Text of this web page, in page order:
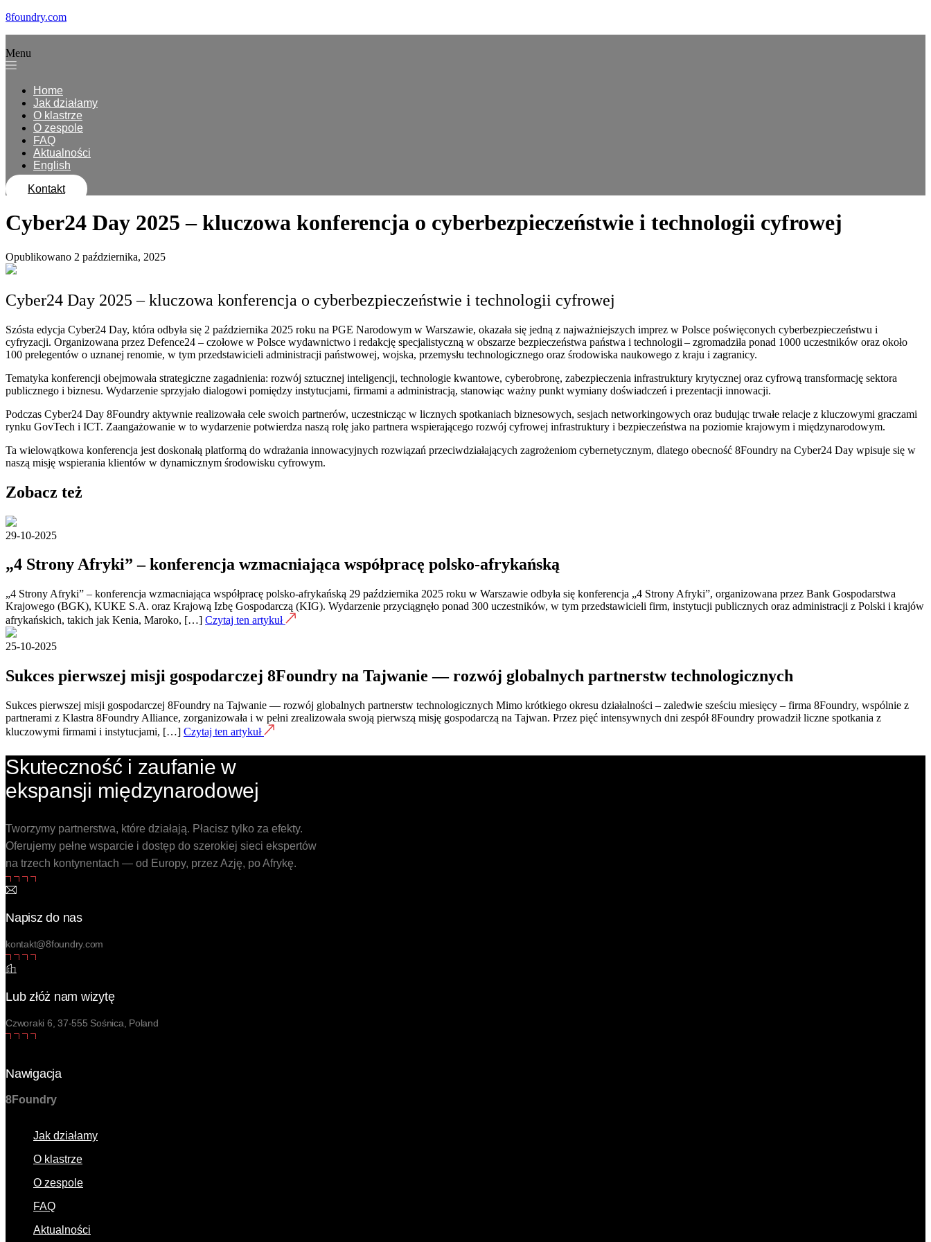
8foundry.com
Menu
Home
Jak działamy
O klastrze
O zespole
FAQ
Aktualności
English
Kontakt
Cyber24 Day 2025 – kluczowa konferencja o cyberbezpieczeństwie i technologii cyfrowej
Opublikowano 2 października, 2025
Cyber24 Day 2025 – kluczowa konferencja o cyberbezpieczeństwie i technologii cyfrowej
Szósta edycja Cyber24 Day, która odbyła się 2 października 2025 roku na PGE Narodowym w Warszawie, okazała się jedną z najważniejszych imprez w Polsce poświęconych cyberbezpieczeństwu i
cyfryzacji. Organizowana przez Defence24 – czołowe w Polsce wydawnictwo i redakcję specjalistyczną w obszarze bezpieczeństwa państwa i technologii – zgromadziła ponad 1000 uczestników oraz około
100 prelegentów o uznanej renomie, w tym przedstawicieli administracji państwowej, wojska, przemysłu technologicznego oraz środowiska naukowego z kraju i zagranicy.
Tematyka konferencji obejmowała strategiczne zagadnienia: rozwój sztucznej inteligencji, technologie kwantowe, cyberobronę, zabezpieczenia infrastruktury krytycznej oraz cyfrową transformację sektora
publicznego i biznesu. Wydarzenie sprzyjało dialogowi pomiędzy instytucjami, firmami a administracją, stanowiąc ważny punkt wymiany doświadczeń i prezentacji innowacji.
Podczas Cyber24 Day 8Foundry aktywnie realizowała cele swoich partnerów, uczestnicząc w licznych spotkaniach biznesowych, sesjach networkingowych oraz budując trwałe relacje z kluczowymi graczami
rynku GovTech i ICT. Zaangażowanie w to wydarzenie potwierdza naszą rolę jako partnera wspierającego rozwój cyfrowej infrastruktury i bezpieczeństwa na poziomie krajowym i międzynarodowym.
Ta wielowątkowa konferencja jest doskonałą platformą do wdrażania innowacyjnych rozwiązań przeciwdziałających zagrożeniom cybernetycznym, dlatego obecność 8Foundry na Cyber24 Day wpisuje się w
naszą misję wspierania klientów w dynamicznym środowisku cyfrowym.
Zobacz też
29-10-2025
„4 Strony Afryki” – konferencja wzmacniająca współpracę polsko-afrykańską
„4 Strony Afryki” – konferencja wzmacniająca współpracę polsko-afrykańską 29 października 2025 roku w Warszawie odbyła się konferencja „4 Strony Afryki”, organizowana przez Bank Gospodarstwa
Krajowego (BGK), KUKE S.A. oraz Krajową Izbę Gospodarczą (KIG). Wydarzenie przyciągnęło ponad 300 uczestników, w tym przedstawicieli firm, instytucji publicznych oraz administracji z Polski i krajów
afrykańskich, takich jak Kenia, Maroko, […] Czytaj ten artykuł
25-10-2025
Sukces pierwszej misji gospodarczej 8Foundry na Tajwanie — rozwój globalnych partnerstw technologicznych
Sukces pierwszej misji gospodarczej 8Foundry na Tajwanie — rozwój globalnych partnerstw technologicznych Mimo krótkiego okresu działalności – zaledwie sześciu miesięcy – firma 8Foundry, wspólnie z
partnerami z Klastra 8Foundry Alliance, zorganizowała i w pełni zrealizowała swoją pierwszą misję gospodarczą na Tajwan. Przez pięć intensywnych dni zespół 8Foundry prowadził liczne spotkania z
kluczowymi firmami i instytucjami, […] Czytaj ten artykuł
Skuteczność i zaufanie w
ekspansji międzynarodowej
Tworzymy partnerstwa, które działają. Płacisz tylko za efekty.
Oferujemy pełne wsparcie i dostęp do szerokiej sieci ekspertów
na trzech kontynentach — od Europy, przez Azję, po Afrykę.
Napisz do nas
kontakt@8foundry.com
Lub złóż nam wizytę
Czworaki 6, 37-555 Sośnica, Poland
Nawigacja
8Foundry
Jak działamy
O klastrze
O zespole
FAQ
Aktualności